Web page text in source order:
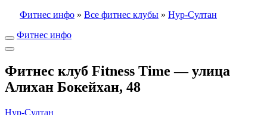
Фитнес инфо » Все фитнес клубы » Нур-Султан
Фитнес инфо
Фитнес клуб Fitness Time — улица
Алихан Бокейхан, 48
Нур-Султан